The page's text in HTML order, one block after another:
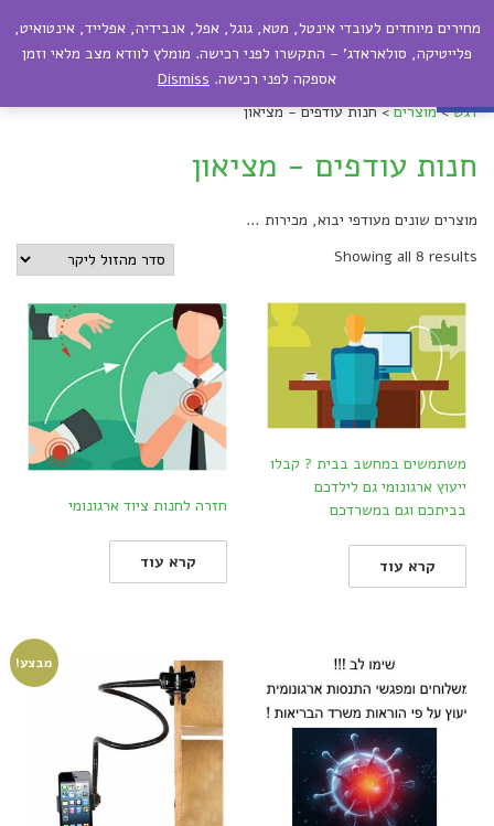
פתח סרגל נגישות
תפריט
דגש>מוצרים>חנות עודפים - מציאון
חנות עודפים - מציאון
מוצרים שונים מעודפי יבוא, מכירות …
Showing all 8 results
משתמשים במחשב בבית ? קבלו
ייעוץ ארגונומי גם לילדכם
בביתכם וגם במשרדכם
קרא עוד
חזרה לחנות ציוד ארגונומי
קרא עוד
מבצע!
מחירים מיוחדים לעובדי אינטל, מטא, גוגל, אפל, אנבידיה, אפלייד, אינטואיט,
פלייטיקה, סולאראדג' - התקשרו לפני רכישה. מומלץ לוודא מצב מלאי וזמן
אספקה לפני רכישה. Dismiss